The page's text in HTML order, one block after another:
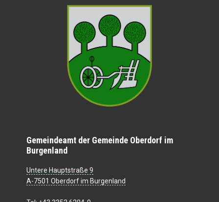
Gemeindeamt der Gemeinde Oberdorf im
Burgenland
Untere Hauptstraße 9
A-7501 Oberdorf im Burgenland